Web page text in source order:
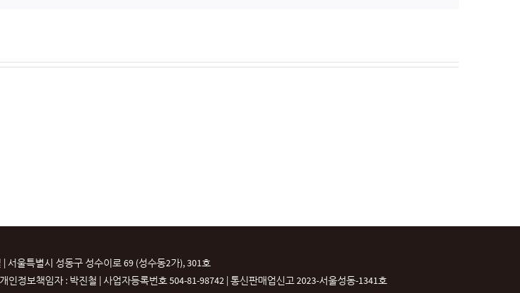
| 서울특별시 성동구 성수이로 69 (성수동2가), 301호
인정보책임자 : 박진철 | 사업자등록번호 504-81-98742 | 통신판매업신고 2023-서울성동-1341호